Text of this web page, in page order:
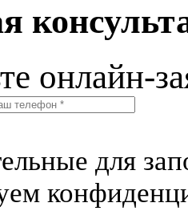
онлайн-
для